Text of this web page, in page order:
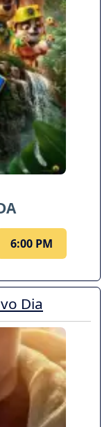
6:00 PM
Dia